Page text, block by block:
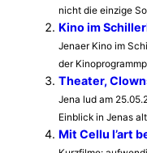
nicht die einzige
Kino im
Jenaer Kino im
der
Theater,
Jena lud am
Einblick in Jenas
Mit Cellu l’art